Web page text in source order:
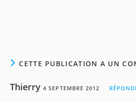
CETTE PUBLICATION A UN
Thierry 4 SEPTEMBRE 2012